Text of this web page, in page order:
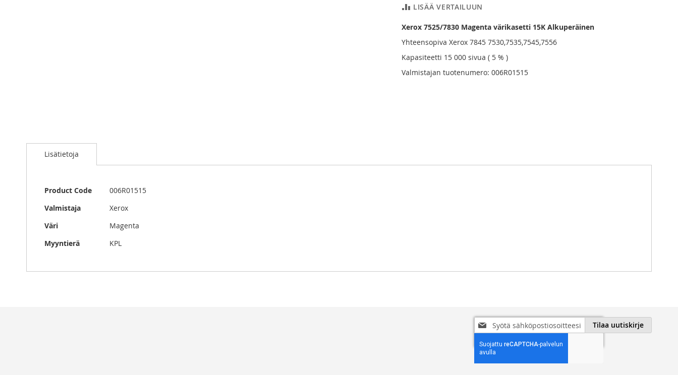
to
images
gallery
LISÄÄ VERTAILUUN
Xerox 7525/7830 Magenta värikasetti 15K Alkuperäinen
Yhteensopiva Xerox 7845 7530,7535,7545,7556
Kapasiteetti 15 000 sivua ( 5 % )
Valmistajan tuotenumero: 006R01515
Lisätietoja
Lisätietoja
Product Code
006R01515
Valmistaja
Xerox
Väri
Magenta
Myyntierä
KPL
Tilaa
uutiskirjeemme:
Tilaa uutiskirje